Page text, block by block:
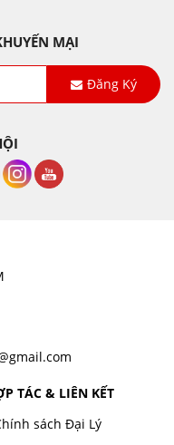
MẠI
Đăng Ký
TÁC & LIÊN KẾT
sách Đại Lý